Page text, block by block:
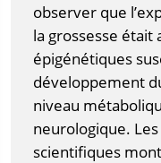
observer que
la grossesse était
épigénétiques
développement
niveau
neurologique.
scientifiques